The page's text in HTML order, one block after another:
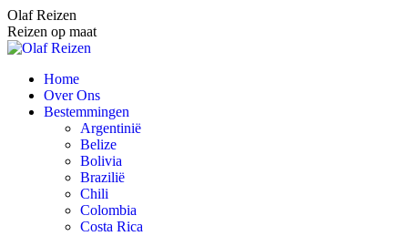
Spring
naar
content
Olaf Reizen
Reizen op maat
Home
Over Ons
Bestemmingen
Argentinië
Belize
Bolivia
Brazilië
Chili
Colombia
Costa Rica